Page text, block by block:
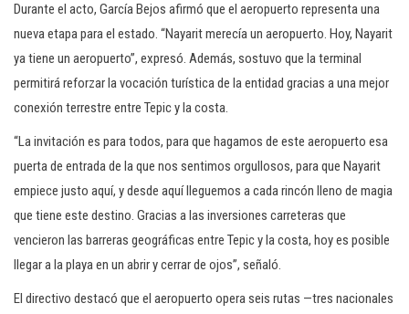
Durante el acto, García Bejos afirmó que el aeropuerto representa una
nueva etapa para el estado. “Nayarit merecía un aeropuerto. Hoy, Nayarit
ya tiene un aeropuerto”, expresó. Además, sostuvo que la terminal
permitirá reforzar la vocación turística de la entidad gracias a una mejor
conexión terrestre entre Tepic y la costa.
“La invitación es para todos, para que hagamos de este aeropuerto esa
puerta de entrada de la que nos sentimos orgullosos, para que Nayarit
empiece justo aquí, y desde aquí lleguemos a cada rincón lleno de magia
que tiene este destino. Gracias a las inversiones carreteras que
vencieron las barreras geográficas entre Tepic y la costa, hoy es posible
llegar a la playa en un abrir y cerrar de ojos”, señaló.
El directivo destacó que el aeropuerto opera seis rutas —tres nacionales